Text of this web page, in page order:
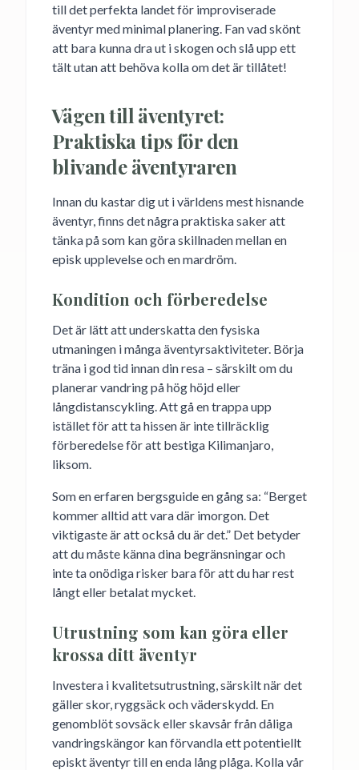
till det perfekta landet för improviserade
äventyr med minimal planering. Fan vad skönt
att bara kunna dra ut i skogen och slå upp ett
tält utan att behöva kolla om det är tillåtet!
Vägen till äventyret:
Praktiska tips för den
blivande äventyraren
Innan du kastar dig ut i världens mest hisnande
äventyr, finns det några praktiska saker att
tänka på som kan göra skillnaden mellan en
episk upplevelse och en mardröm.
Kondition och förberedelse
Det är lätt att underskatta den fysiska
utmaningen i många äventyrsaktiviteter. Börja
träna i god tid innan din resa – särskilt om du
planerar vandring på hög höjd eller
långdistanscykling. Att gå en trappa upp
istället för att ta hissen är inte tillräcklig
förberedelse för att bestiga Kilimanjaro,
liksom.
Som en erfaren bergsguide en gång sa: “Berget
kommer alltid att vara där imorgon. Det
viktigaste är att också du är det.” Det betyder
att du måste känna dina begränsningar och
inte ta onödiga risker bara för att du har rest
långt eller betalat mycket.
Utrustning som kan göra eller
krossa ditt äventyr
Investera i kvalitetsutrustning, särskilt när det
gäller skor, ryggsäck och väderskydd. En
genomblöt sovsäck eller skavsår från dåliga
vandringskängor kan förvandla ett potentiellt
episkt äventyr till en enda lång plåga. Kolla vår